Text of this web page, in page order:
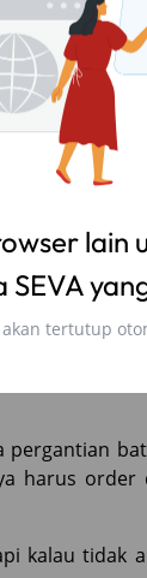
nya akan
untuk
harus order
kalau tidak